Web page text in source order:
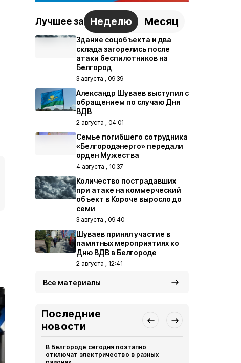
Лучшее за Неделю Месяц
Здание соцобъекта и два
склада загорелись после
атаки беспилотников на
Белгород
3 августа , 09:39
Александр Шуваев выступил с
обращением по случаю Дня
ВДВ
2 августа , 04:01
Семье погибшего сотрудника
«Белгородэнерго» передали
орден Мужества
4 августа , 10:37
Количество пострадавших
при атаке на коммерческий
объект в Короче выросло до
семи
3 августа , 09:40
Шуваев принял участие в
памятных мероприятиях ко
Дню ВДВ в Белгороде
2 августа , 12:41
Все материалы
Последние
новости
В Белгороде сегодня поэтапно
отключат электричество в разных